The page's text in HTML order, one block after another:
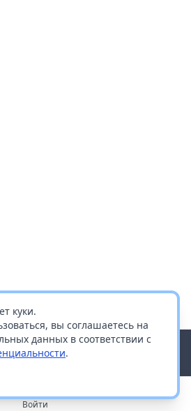
куки.
вы соглашаетесь на
данных в соответствии с
.
Войти